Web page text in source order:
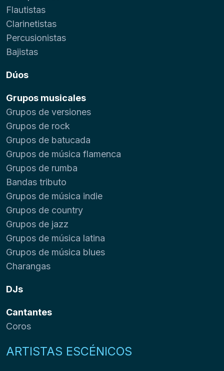
Flautistas
Clarinetistas
Percusionistas
Bajistas
Dúos
Grupos musicales
Grupos de versiones
Grupos de rock
Grupos de batucada
Grupos de música flamenca
Grupos de rumba
Bandas tributo
Grupos de música indie
Grupos de country
Grupos de jazz
Grupos de música latina
Grupos de música blues
Charangas
DJs
Cantantes
Coros
ARTISTAS ESCÉNICOS